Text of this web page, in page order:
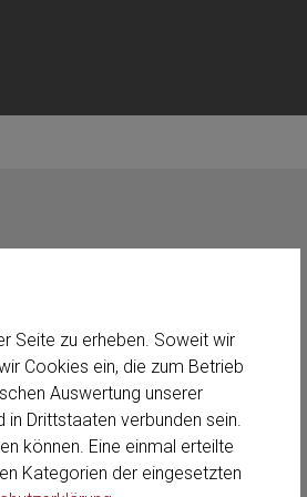
Seite zu erheben. Soweit wir
Cookies ein, die zum Betrieb
Auswertung unserer
Drittstaaten verbunden sein.
können. Eine einmal erteilte
Kategorien der eingesetzten